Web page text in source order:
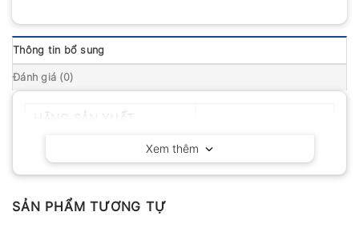
Thông tin bổ sung
Đánh giá (0)
Xem thêm
SẢN PHẨM TƯƠNG TỰ